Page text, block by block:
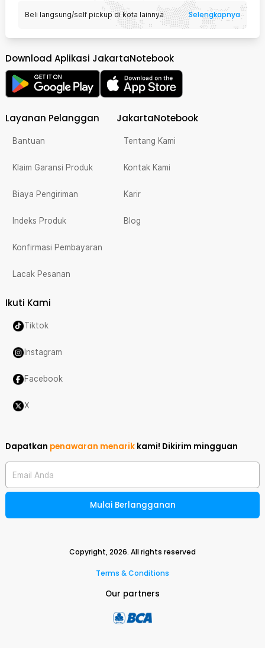
Beli langsung/self pickup di kota lainnya Selengkapnya
Download Aplikasi JakartaNotebook
Layanan Pelanggan
Bantuan
Klaim Garansi Produk
Biaya Pengiriman
Indeks Produk
Konfirmasi Pembayaran
Lacak Pesanan
JakartaNotebook
Tentang Kami
Kontak Kami
Karir
Blog
Ikuti Kami
Tiktok
Instagram
Facebook
X
Dapatkan penawaran menarik kami! Dikirim mingguan
Email Anda
Mulai Berlangganan
Copyright,2026. All rights reserved
Terms & Conditions
Our partners